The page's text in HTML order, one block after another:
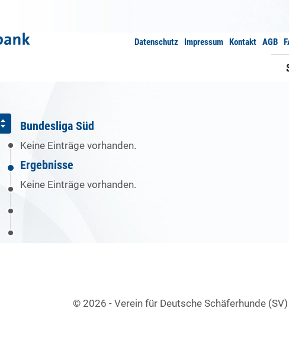
Datenschutz Impressum Kontakt AGB
Bundesliga Süd
Keine Einträge vorhanden.
Ergebnisse
Keine Einträge vorhanden.
© 2026 - Verein für Deutsche Schäferhunde (SV)